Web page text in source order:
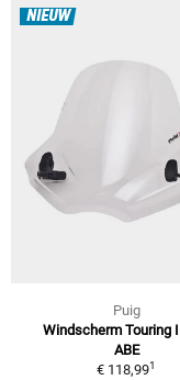
NIEUW
Puig
Windscherm Touring
ABE
€ 118,991